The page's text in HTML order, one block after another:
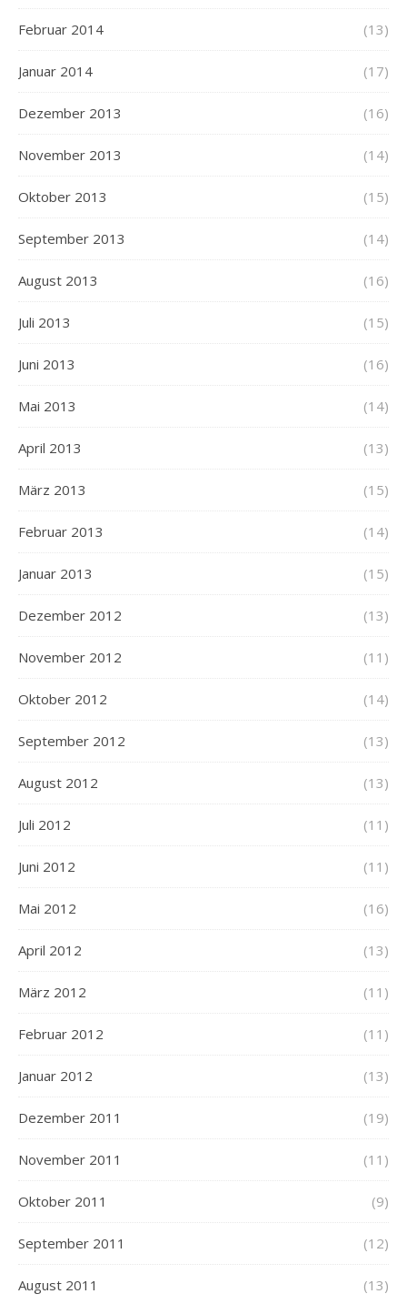
Februar 2014 (13)
Januar 2014 (17)
Dezember 2013 (16)
November 2013 (14)
Oktober 2013 (15)
September 2013 (14)
August 2013 (16)
Juli 2013 (15)
Juni 2013 (16)
Mai 2013 (14)
April 2013 (13)
März 2013 (15)
Februar 2013 (14)
Januar 2013 (15)
Dezember 2012 (13)
November 2012 (11)
Oktober 2012 (14)
September 2012 (13)
August 2012 (13)
Juli 2012 (11)
Juni 2012 (11)
Mai 2012 (16)
April 2012 (13)
März 2012 (11)
Februar 2012 (11)
Januar 2012 (13)
Dezember 2011 (19)
November 2011 (11)
Oktober 2011 (9)
September 2011 (12)
August 2011 (13)